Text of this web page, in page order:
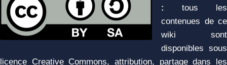
:
tous les
contenues de ce
wiki sont
disponibles sous
licence Creative Commons, attribution, partage dans les